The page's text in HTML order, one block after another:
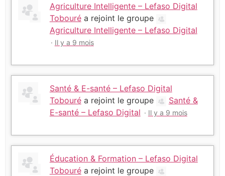
Agriculture Intelligente – Lefaso Digital
Tobouréa rejoint le groupe
Agriculture Intelligente – Lefaso Digital
Il y a 9 mois
Santé & E-santé – Lefaso Digital
Tobouréa rejoint le groupe
Santé &
E-santé – Lefaso Digital
Il y a 9 mois
Éducation & Formation – Lefaso Digital
Tobouréa rejoint le groupe